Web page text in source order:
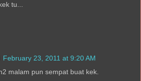
tu...
February 23, 2011 at 9:20 AM
malam pun sempat buat kek.